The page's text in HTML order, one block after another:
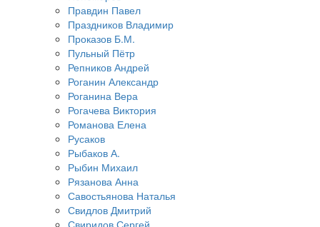
Правдин Павел
Праздников Владимир
Проказов Б.М.
Пульный Пётр
Репников Андрей
Роганин Александр
Роганина Вера
Рогачева Виктория
Романова Елена
Русаков
Рыбаков А.
Рыбин Михаил
Рязанова Анна
Савостьянова Наталья
Свидлов Дмитрий
Свиридов Сергей